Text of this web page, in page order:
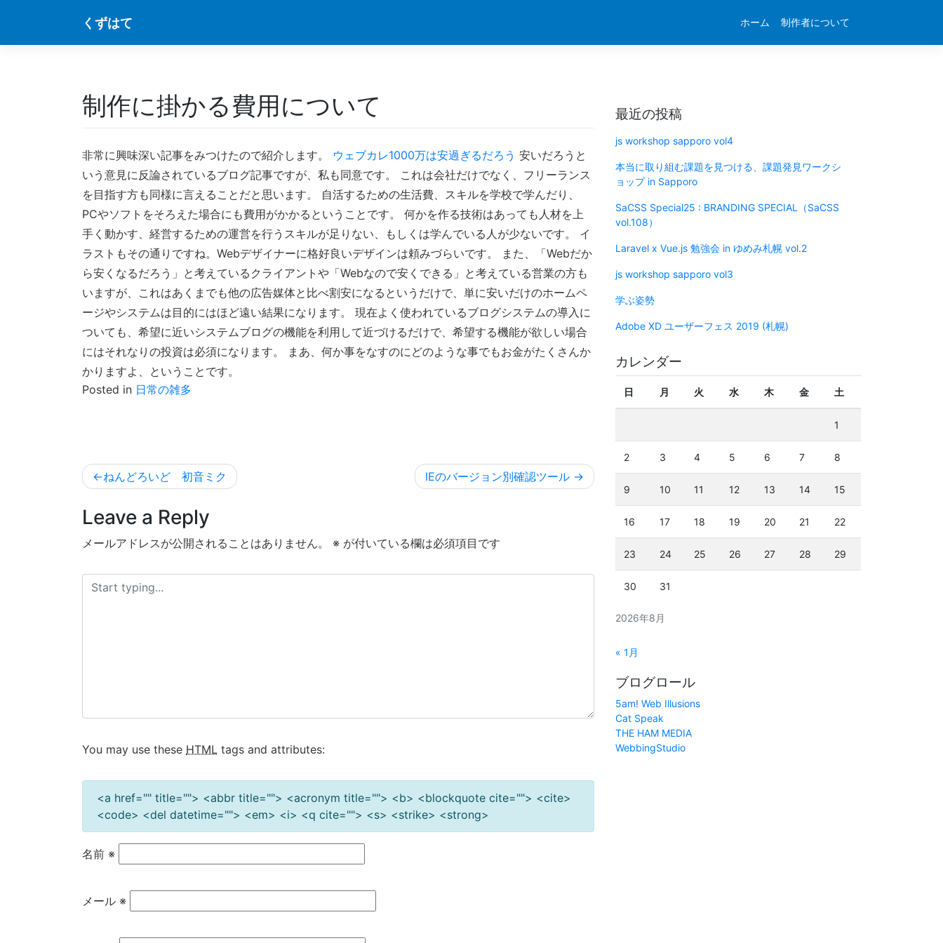
content
くずはて ホーム 制作者について
制作に掛かる費用について
非常に興味深い記事をみつけたので紹介します。 ウェブカレ1000万は安過ぎるだろう 安いだろうと
いう意見に反論されているブログ記事ですが、私も同意です。 これは会社だけでなく、フリーランス
を目指す方も同様に言えることだと思います。 自活するための生活費、スキルを学校で学んだり、
PCやソフトをそろえた場合にも費用がかかるということです。 何かを作る技術はあっても人材を上
手く動かす、経営するための運営を行うスキルが足りない、もしくは学んでいる人が少ないです。 イ
ラストもその通りですね。Webデザイナーに格好良いデザインは頼みづらいです。 また、「Webだか
ら安くなるだろう」と考えているクライアントや「Webなので安くできる」と考えている営業の方も
いますが、これはあくまでも他の広告媒体と比べ割安になるというだけで、単に安いだけのホームペ
ージやシステムは目的にはほど遠い結果になります。 現在よく使われているブログシステムの導入に
ついても、希望に近いシステムブログの機能を利用して近づけるだけで、希望する機能が欲しい場合
にはそれなりの投資は必須になります。 まあ、何か事をなすのにどのような事でもお金がたくさんか
かりますよ、ということです。
Posted in 日常の雑多
投
ナ
ビ
ゲ
ー
ねんどろいど 初音ミク IEのバージョン別確認ツール
Leave a Reply
メールアドレスが公開されることはありません。 ※ が付いている欄は必須項目です
You may use these HTML tags and attributes:
<a href="" title=""> <abbr title=""> <acronym title=""> <b> <blockquote cite=""> <cite>
<code> <del datetime=""> <em> <i> <q cite=""> <s> <strike> <strong>
名前 ※
メール ※
最近の投稿
js workshop sapporo vol4
本当に取り組む課題を見つける、課題発見ワークシ
ョップ in Sapporo
SaCSS Special25 : BRANDING SPECIAL（SaCSS
vol.108）
Laravel x Vue.js 勉強会 in ゆめみ札幌 vol.2
js workshop sapporo vol3
学ぶ姿勢
Adobe XD ユーザーフェス 2019 (札幌)
カレンダー
2026年8月
日 月 火 水 木 金 土
1
2 3 4 5 6 7 8
9 10 11 12 13 14 15
16 17 18 19 20 21 22
23 24 25 26 27 28 29
30 31
« 1月
ブログロール
5am! Web Illusions
Cat Speak
THE HAM MEDIA
WebbingStudio